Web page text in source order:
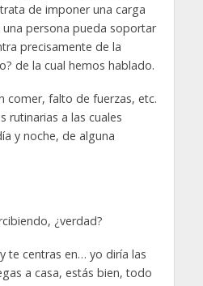
de imponer una carga
persona pueda soportar
precisamente de la
de la cual hemos hablado.
comer, falto de fuerzas, etc.
rutinarias a las cuales
y noche, de alguna
¿verdad?
te centras en… yo diría las
a casa, estás bien, todo